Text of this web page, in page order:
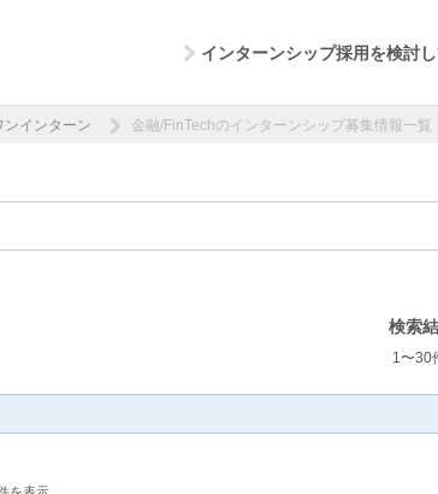
インターンシップ採用を検討
インターン 金融/FinTechのインターンシップ募集情報一覧
検索
1〜30